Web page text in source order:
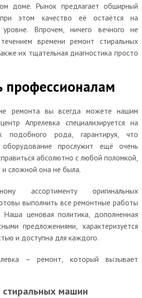
доме. Рынок предлагает обширный
этом качество её остаётся на
Впрочем, ничего вечного не
времени ремонт стиральных
их тщательная диагностика просто
профессионалам
ремонта вы всегда можете нашим
Апрелевка специализируется на
подобного рода, гарантируя, что
оборудование прослужит ещё очень
абсолютно с любой поломкой,
сложной она не была.
ассортименту оригинальных
выполнить все ремонтные работы
Наша ценовая политика, дополненная
предложениями, характеризуется
и доступна для каждого.
– ремонт, который вызывает
машин